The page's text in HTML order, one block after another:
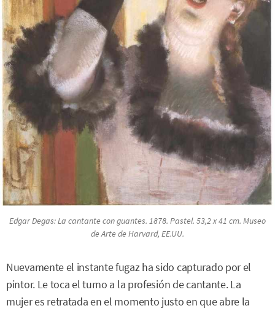
Edgar Degas:La cantante con guantes. 1878. Pastel. 53,2 x 41 cm. Museo
de Arte de Harvard, EE.UU.
Nuevamente el instante fugaz ha sido capturado por el
pintor. Le toca el turno a la profesión de cantante. La
mujer es retratada en el momento justo en que abre la